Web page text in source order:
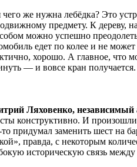
чего же нужна лебёдка? Это
предмету. К дереву,
можно успешно
едет по колее и не
хорошо. А главное, что
— и вовсе кран получается.
Ляховенко, независимый
конструктивно. И
то придумал заменить шест на
правда, с некоторым
историческую связь